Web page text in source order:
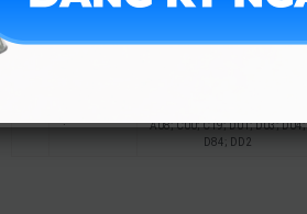
D84; DD2
A08; C00; C19; D01; D03; D04;
D84; DD2